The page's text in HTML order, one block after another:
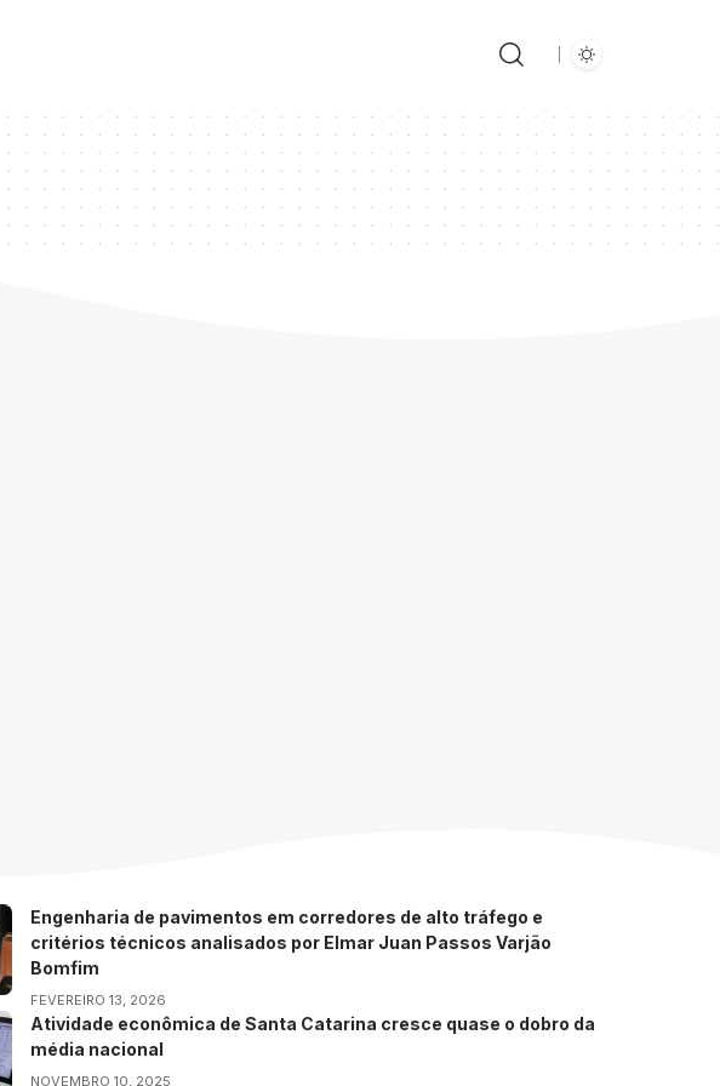
Engenharia de pavimentos em corredores de alto tráfego e
critérios técnicos analisados por Elmar Juan Passos Varjão
Bomfim
FEVEREIRO 13, 2026
Atividade econômica de Santa Catarina cresce quase o dobro da
média nacional
NOVEMBRO 10, 2025